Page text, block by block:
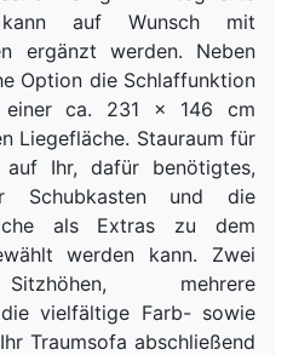
kann auf Wunsch mit
ergänzt werden. Neben
Option die Schlaffunktion
ca. 231 x 146 cm
Liegefläche. Stauraum für
Ihr, dafür benötigtes,
Schubkasten und die
als Extras zu dem
werden kann. Zwei
mehrere
vielfältige Farb- sowie
Traumsofa abschließend